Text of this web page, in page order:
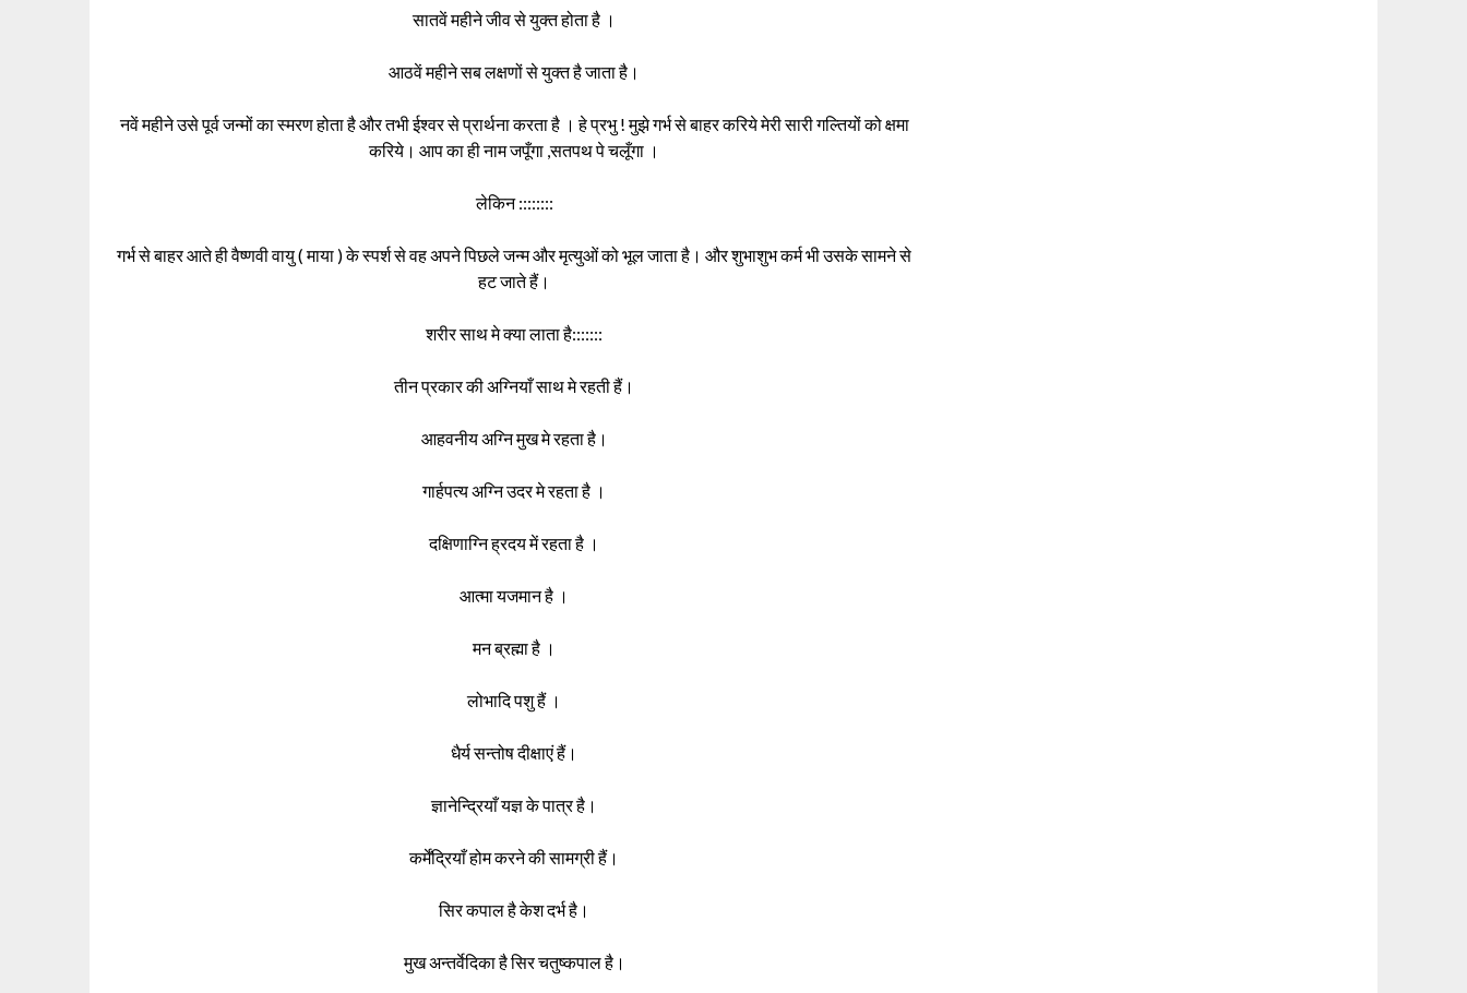
सातवें महीने जीव से युक्त होता है ।
आठवें महीने सब लक्षणों से युक्त है जाता है।
नवें महीने उसे पूर्व जन्मों का स्मरण होता है और तभी ईश्वर से प्रार्थना करता है । हे प्रभु ! मुझे गर्भ से बाहर करिये मेरी सारी गल्तियों को क्षमा
करिये। आप का ही नाम जपूँगा ,सतपथ पे चलूँगा ।
लेकिन ::::::::
गर्भ से बाहर आते ही वैष्णवी वायु ( माया ) के स्पर्श से वह अपने पिछले जन्म और मृत्युओं को भूल जाता है। और शुभाशुभ कर्म भी उसके सामने से
हट जाते हैं।
शरीर साथ मे क्या लाता है:::::::
तीन प्रकार की अग्नियाँ साथ मे रहती हैं।
आहवनीय अग्नि मुख मे रहता है।
गार्हपत्य अग्नि उदर मे रहता है ।
दक्षिणाग्नि ह्रदय में रहता है ।
आत्मा यजमान है ।
मन ब्रह्मा है ।
लोभादि पशु हैं ।
धैर्य सन्तोष दीक्षाएं हैं।
ज्ञानेन्द्रियाँ यज्ञ के पात्र है।
कर्मेंद्रियाँ होम करने की सामग्री हैं।
सिर कपाल है केश दर्भ है।
मुख अन्तर्वेदिका है सिर चतुष्कपाल है।